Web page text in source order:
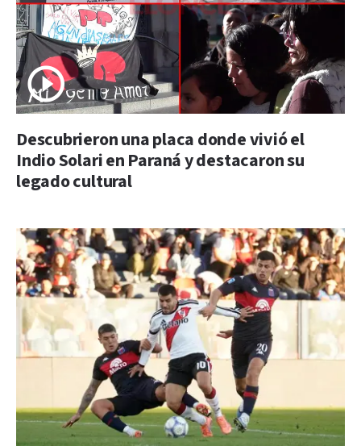
Descubrieron una placa donde vivió el
Indio Solari en Paraná y destacaron su
legado cultural